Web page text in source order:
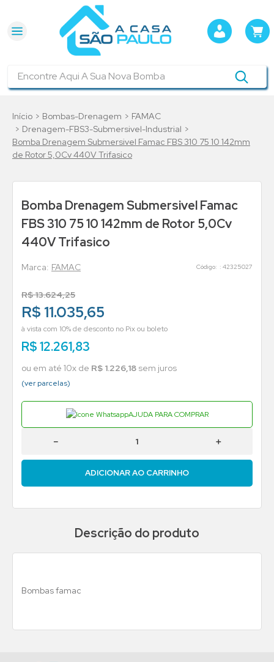
Bombas-Drenagem
FAMAC
Drenagem-FBS3-Submersivel-Industrial
Bomba Drenagem Submersivel Famac FBS 310 75 10 142mm
de Rotor 5,0Cv 440V Trifasico
Bomba Drenagem Submersivel Famac
FBS 310 75 10 142mm de Rotor 5,0Cv
440V Trifasico
FAMAC : 42325027
R$13.624,25
R$ 11.035,65
à vista com 10% de desconto no Pix ou boleto
R$12.261,83
ou em até 10x de R$ 1.226,18 sem juros
(ver parcelas)
AJUDA PARA COMPRAR
＋
－
ADICIONAR AO CARRINHO
Descrição do produto
Bombas famac